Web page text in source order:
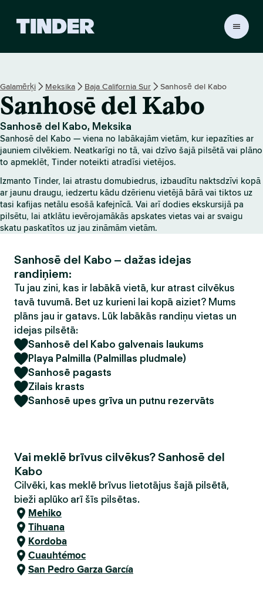
r
k
u
m
l
p
a
Galamērķi Meksika Baja California Sur Sanhosē del Kabo
Sanhosē del Kabo
Sanhosē del Kabo, Meksika
Sanhosē del Kabo — viena no labākajām vietām, kur iepazīties ar
jauniem cilvēkiem. Neatkarīgi no tā, vai dzīvo šajā pilsētā vai plāno
to apmeklēt, Tinder noteikti atradīsi vietējos.
Izmanto Tinder, lai atrastu domubiedrus, izbaudītu naktsdzīvi kopā
ar jaunu draugu, iedzertu kādu dzērienu vietējā bārā vai tiktos uz
tasi kafijas netālu esošā kafejnīcā. Vai arī dodies ekskursijā pa
pilsētu, lai atklātu ievērojamākās apskates vietas vai ar svaigu
skatu paskatītos uz jau zināmām vietām.
Sanhosē del Kabo – dažas idejas
randiņiem:
Tu jau zini, kas ir labākā vietā, kur atrast cilvēkus
tavā tuvumā. Bet uz kurieni lai kopā aiziet? Mums
plāns jau ir gatavs. Lūk labākās randiņu vietas un
idejas pilsētā:
Sanhosē del Kabo galvenais laukums
Playa Palmilla (Palmillas pludmale)
Sanhosē pagasts
Zilais krasts
Sanhosē upes grīva un putnu rezervāts
Vai meklē brīvus cilvēkus? Sanhosē del
Kabo
Cilvēki, kas meklē brīvus lietotājus šajā pilsētā,
bieži aplūko arī šīs pilsētas.
Mehiko
Tihuana
Kordoba
Cuauhtémoc
San Pedro Garza García